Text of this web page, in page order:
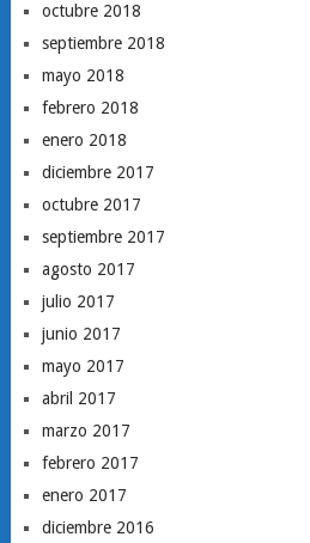
octubre 2018
septiembre 2018
mayo 2018
febrero 2018
enero 2018
diciembre 2017
octubre 2017
septiembre 2017
agosto 2017
julio 2017
junio 2017
mayo 2017
abril 2017
marzo 2017
febrero 2017
enero 2017
diciembre 2016